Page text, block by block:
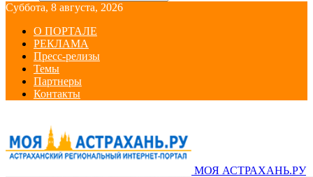
Суббота, 8 августа, 2026
О ПОРТАЛЕ
РЕКЛАМА
Пресс-релизы
Темы
Партнеры
Контакты
МОЯ АСТРАХАНЬ.РУ